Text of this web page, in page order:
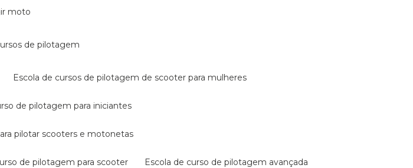
moto
de pilotagem
escola de cursos de pilotagem de scooter para mulheres
de pilotagem para iniciantes
pilotar scooters e motonetas
de pilotagem para scooter escola de curso de pilotagem avançada